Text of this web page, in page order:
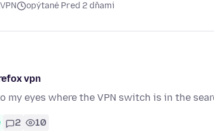
VPN opýtané Pred 2 dňami
vpn
my eyes where the VPN switch is in the
2 10